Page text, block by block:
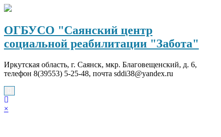
Перейти
содержимому
ОГБУСО "Саянский центр
социальной реабилитации "Забота"
Иркутская область, г. Саянск, мкр. Благовещенский, д. 6,
телефон 8(39553) 5-25-48, почта sddi38@yandex.ru
×